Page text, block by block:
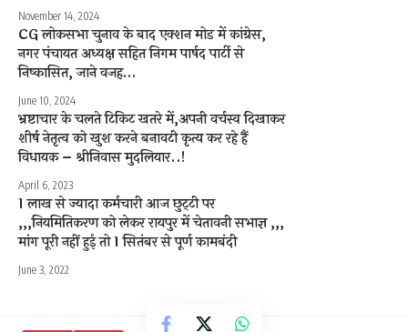
November 14, 2024
CG लोकसभा चुनाव के बाद एक्शन मोड में कांग्रेस,
नगर पंचायत अध्यक्ष सहित निगम पार्षद पार्टी से
निष्‍कासित, जाने वजह…
June 10, 2024
भ्रष्टाचार के चलते टिकिट खतरे में,अपनी वर्चस्व दिखाकर
शीर्ष नेतृत्व को खुश करने बनावटी कृत्य कर रहे हैं
विधायक – श्रीनिवास मुदलियार..!
April 6, 2023
1 लाख से ज्यादा कर्मचारी आज छुट्‌टी पर
,,,नियमितिकरण को लेकर रायपुर में चेतावनी सभाज्ञ ,,,
मांग पूरी नहीं हुई तो 1 सितंबर से पूर्ण कामबंदी
June 3, 2022